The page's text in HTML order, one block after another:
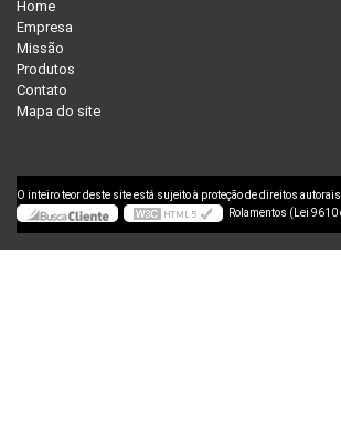
Home
Empresa
Missão
Produtos
Contato
Mapa do site
O inteiro teor deste site está sujeito à proteção de direitos
Rolamentos (Lei